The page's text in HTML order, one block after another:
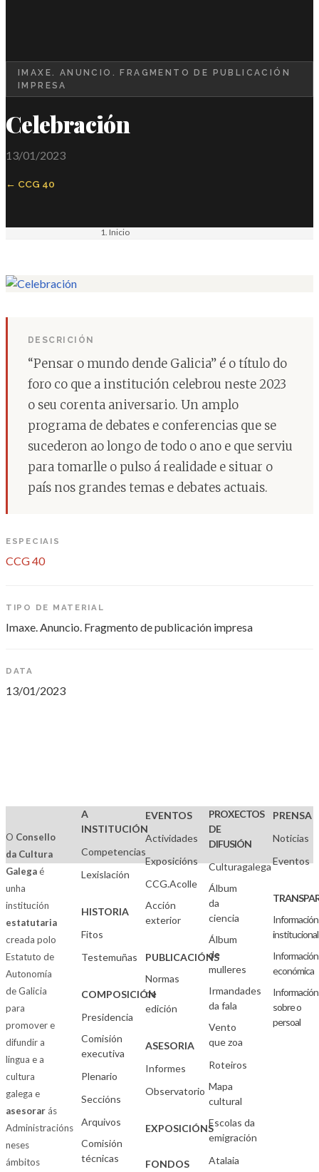
IMAXE. ANUNCIO. FRAGMENTO DE PUBLICACIÓN
IMPRESA
Celebración
13/01/2023
CCG 40
Inicio
DESCRICIÓN
“Pensar o mundo dende Galicia” é o título do
foro co que a institución celebrou neste 2023
o seu corenta aniversario. Un amplo
programa de debates e conferencias que se
sucederon ao longo de todo o ano e que serviu
para tomarlle o pulso á realidade e situar o
país nos grandes temas e debates actuais.
ESPECIAIS
CCG 40
TIPO DE MATERIAL
Imaxe. Anuncio. Fragmento de publicación impresa
DATA
13/01/2023
O Consello
da Cultura
Galegaé
unha
institución
estatutaria
creada polo
Estatuto de
Autonomía
de Galicia
para
promover e
difundir a
lingua e a
cultura
galega e
asesorarás
Administracións
neses
ámbitos
A
INSTITUCIÓN
Competencias
Lexislación
HISTORIA
Fitos
Testemuñas
COMPOSICIÓN
Presidencia
Comisión
executiva
Plenario
Seccións
Arquivos
Comisión
técnicas
EVENTOS
Actividades
Exposicións
CCG.Acolle
Acción
exterior
PUBLICACIÓNS
Normas
de
edición
ASESORIA
Informes
Observatorio
EXPOSICIÓNS
FONDOS
PROXECTOS
DE
DIFUSIÓN
Culturagalega
Álbum
da
ciencia
Álbum
de
mulleres
Irmandades
da fala
Vento
que zoa
Roteiros
Mapa
cultural
Escolas da
emigración
Atalaia
PRENSA
Noticias
Eventos
Información
institucional
Información
económica
Información
sobre o
persoal